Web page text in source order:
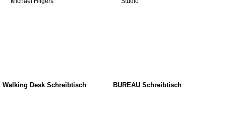
Walking Desk Schreibtisch BUREAU Schreibtisch